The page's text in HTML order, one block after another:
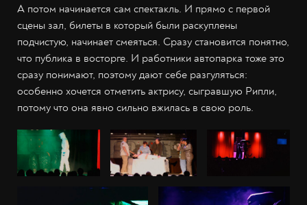
А потом начинается сам спектакль. И прямо с первой
сцены зал, билеты в который были раскуплены
подчистую, начинает смеяться. Сразу становится понятно,
что публика в восторге. И работники автопарка тоже это
сразу понимают, поэтому дают себе разгуляться:
особенно хочется отметить актрису, сыгравшую Рипли,
потому что она явно сильно вжилась в свою роль.